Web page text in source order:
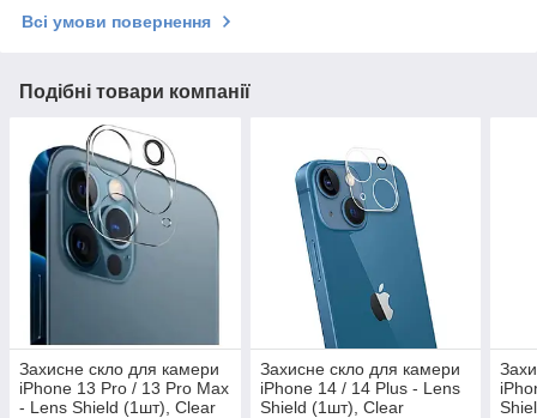
Всі умови повернення
Подібні товари компанії
Захисне скло для камери
iPhone 13 Pro / 13 Pro Max
- Lens Shield (1шт), Clear
Захисне скло для камери
iPhone 14 / 14 Plus - Lens
Shield (1шт), Clear